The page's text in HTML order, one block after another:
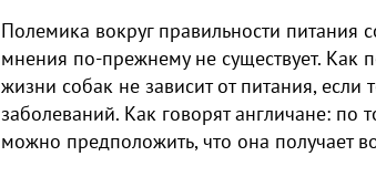
Полемика вокруг правильности питания
мнения по-прежнему не существует. Как
жизни собак не зависит от питания, если
заболеваний. Как говорят англичане: по
можно предположить, что она получает